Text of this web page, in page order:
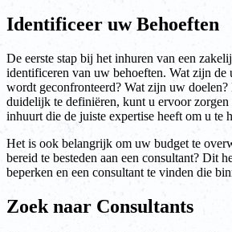
Identificeer uw Behoeften
De eerste stap bij het inhuren van een
identificeren van uw behoeften. Wat zijn de
wordt geconfronteerd? Wat zijn uw
duidelijk te definiëren, kunt u ervoor zorgen
inhuurt die de juiste expertise heeft om u te
Het is ook belangrijk om uw budget te
bereid te besteden aan een consultant? Dit
beperken en een consultant te vinden die
Zoek naar Consultants